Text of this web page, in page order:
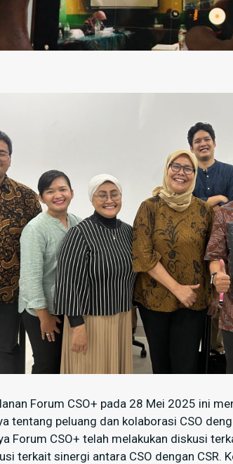
Forum CSO+ pada 28 Mei 2025 ini
tentang peluang dan kolaborasi CSO
Forum CSO+ telah melakukan diskusi
terkait sinergi antara CSO dengan CSR.